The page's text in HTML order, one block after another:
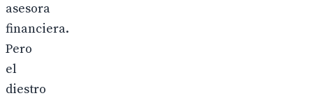
asesora
financiera.
Pero
el
diestro